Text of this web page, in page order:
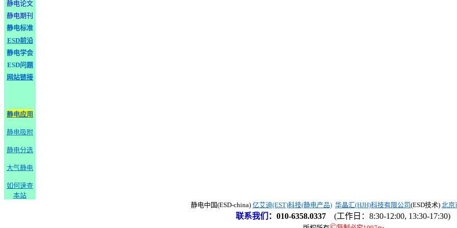
静电论文
静电期刊
静电标准
ESD前沿
静电学会
ESD问题
网站链接
静电应用
静电吸附
静电分选
大气静电
如何速查
本站
静电中国(ESD-china) 亿艾迪(EST)科技(静电产品) 华晶汇(HJH)科技有限公司(ESD技术) 北京
联系我们 ： 010-6358.0337 (工作日：8:30-12:00, 13:30-17:30)